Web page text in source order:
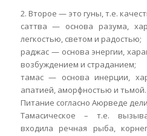
2. Второе — это гуны, т.е.
саттва — основа разума,
легкостью, светом и радостью;
раджас — основа энергии,
возбуждением и страданием;
тамас — основа инерции,
апатией, аморфностью и тьмой.
Питание согласно Аюрведе
Тамасическое – т.е.
входила речная рыба,